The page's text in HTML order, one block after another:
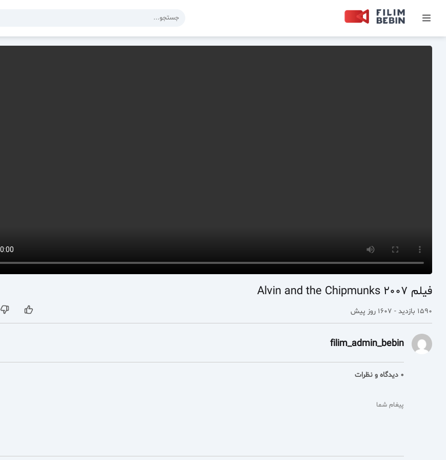
فیلم Alvin and the Chipmunks 2007
1590 بازدید - 1607 روز پیش
filim_admin_bebin
0 دیدگاه و نظرات